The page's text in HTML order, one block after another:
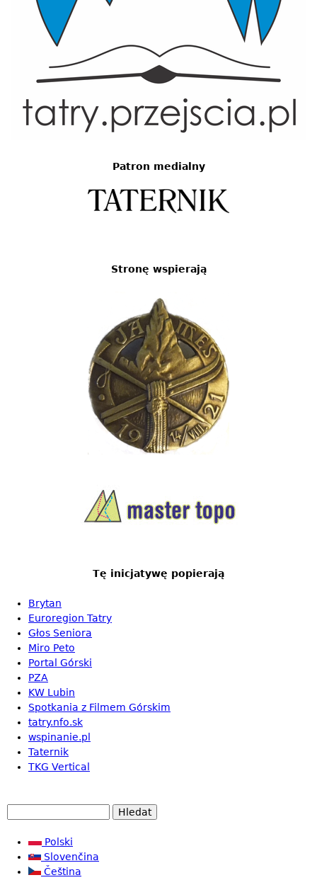
Patron medialny
Stronę wspierają
Tę inicjatywę popierają
Brytan
Euroregion Tatry
Głos Seniora
Miro Peto
Portal Górski
PZA
KW Lubin
Spotkania z Filmem Górskim
tatry.nfo.sk
wspinanie.pl
Taternik
TKG Vertical
Polski
Slovenčina
Čeština